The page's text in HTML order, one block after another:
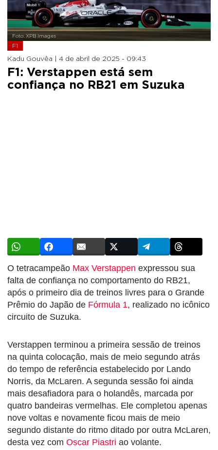
Foto: XPB Images
F1
Kadu Gouvêa | 4 de abril de 2025 - 09:43
F1: Verstappen está sem
confiança no RB21 em Suzuka
O tetracampeão Max Verstappen expressou sua
falta de confiança no comportamento do RB21,
após o primeiro dia de treinos livres para o Grande
Prêmio do Japão de Fórmula 1, realizado no icônico
circuito de Suzuka.
Verstappen terminou a primeira sessão de treinos
na quinta colocação, mais de meio segundo atrás
do tempo de referência estabelecido por Lando
Norris, da McLaren. A segunda sessão foi ainda
mais desafiadora para o holandês, marcada por
quatro bandeiras vermelhas. Ele completou apenas
nove voltas e novamente ficou mais de meio
segundo distante do ritmo ditado por outra McLaren,
desta vez com Oscar Piastri ao volante.